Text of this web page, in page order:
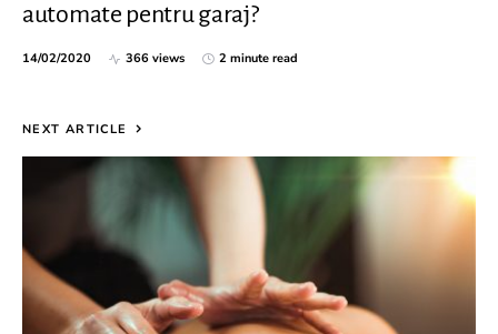
automate pentru garaj?
14/02/2020 366 views 2 minute read
NEXT ARTICLE